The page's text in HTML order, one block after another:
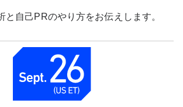
と自己PRのやり方をお伝えします。